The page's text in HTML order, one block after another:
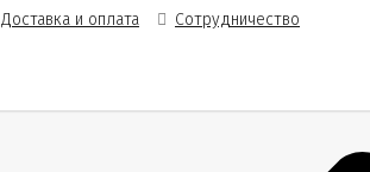
Доставка и оплата
Сотрудничество